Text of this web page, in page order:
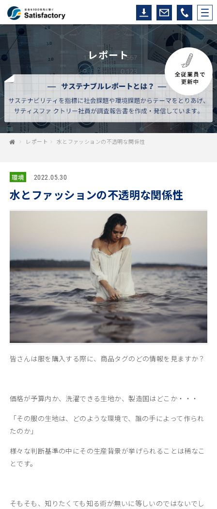
レポート
レポート 水とファッションの不透明な関係性
環境 2022.05.30
水とファッションの不透明な関係性
皆さんは服を購入する際に、商品タグのどの情報を見ますか？
価格が予算内か、洗濯できる生地か、製造国はどこか・・・
「その服の生地は、どのような環境で、誰の手によって作られ
たのか」
様々な判断基準の中にその生産背景が挙げられることは稀なこ
とです。
そもそも、知りたくても知る術が無いに等しいのではないでし